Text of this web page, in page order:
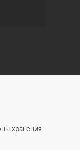
хранения